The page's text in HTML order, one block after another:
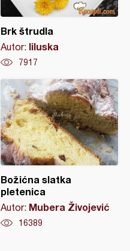
Brk štrudla
Autor: liluska
7917
Božićna slatka
pletenica
Autor: Mubera Živojević
16389